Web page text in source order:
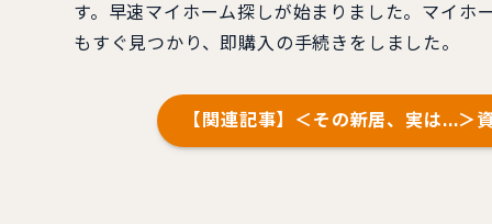
す。早速マイホーム探しが始まりました。マイホ
もすぐ見つかり、即購入の手続きをしました。
【関連記事】＜その新居、実は…＞